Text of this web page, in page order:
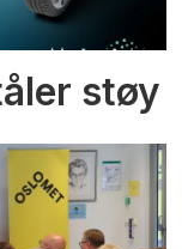
støy